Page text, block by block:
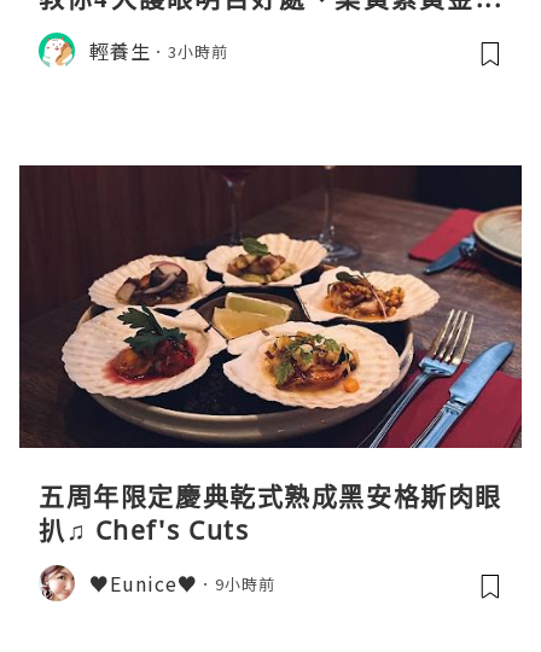
例與挑選秘訣
輕養生 3小時前
五周年限定慶典乾式熟成黑安格斯肉眼
扒♫ Chef's Cuts
♥Eunice♥ 9小時前